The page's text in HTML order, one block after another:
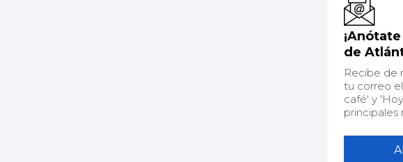
de
Recibe de
tu correo
café' y
principales